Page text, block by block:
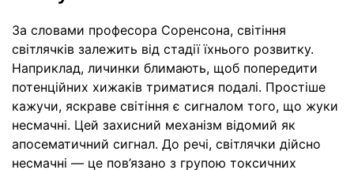
За словами професора Соренсона, світіння
світлячків залежить від стадії їхнього розвитку.
Наприклад, личинки блимають, щоб попередити
потенційних хижаків триматися подалі. Простіше
кажучи, яскраве світіння є сигналом того, що жуки
несмачні. Цей захисний механізм відомий як
апосематичний сигнал. До речі, світлячки дійсно
несмачні — це пов’язано з групою токсичних